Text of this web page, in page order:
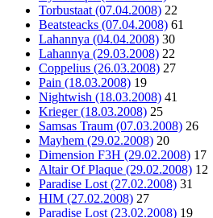
Torbustaat (07.04.2008) 22
Beatsteacks (07.04.2008) 61
Lahannya (04.04.2008) 30
Lahannya (29.03.2008) 22
Coppelius (26.03.2008) 27
Pain (18.03.2008) 19
Nightwish (18.03.2008) 41
Krieger (18.03.2008) 25
Samsas Traum (07.03.2008) 26
Mayhem (29.02.2008) 20
Dimension F3H (29.02.2008) 17
Altair Of Plaque (29.02.2008) 12
Paradise Lost (27.02.2008) 31
HIM (27.02.2008) 27
Paradise Lost (23.02.2008) 19